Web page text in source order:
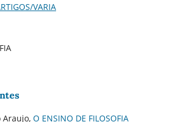
VARIA
O ENSINO DE FILOSOFIA